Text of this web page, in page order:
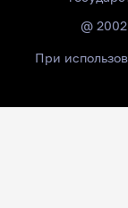
@
При